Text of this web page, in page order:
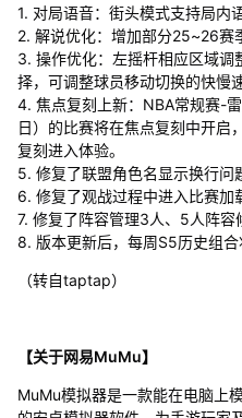
1. 对局语音：街头模式支持局内
2. 解说优化：增加部分25~26赛
3. 操作优化：左摇杆相应区域
择，可调整球员移动切换的快慢速
4. 焦点复刻上新：NBA常规赛-
日）的比赛将在焦点复刻中开启
复刻进入体验。
5. 修复了联盟角色名显示换行问
6. 修复了观战过程中进入比赛加
7. 修复了阵容管理3人、5人阵容
8. 版本更新后，每周S5历史组合
（转自taptap）
【关于网易MuMu】
MuMu模拟器是一款能在电脑上